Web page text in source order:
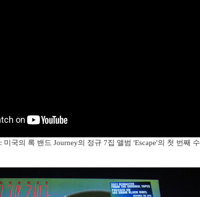
: 미국의 록 밴드 Journey의 정규 7집 앨범 'Escape'의 첫 번째 수